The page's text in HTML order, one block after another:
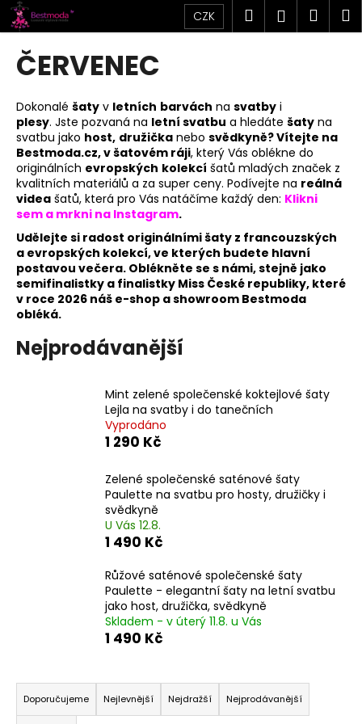
Přejít
na
obsah
CZK Hledat
ČERVENEC
Dokonalé šaty v letních barvách na svatby i
plesy. Jste pozvaná na letní svatbu a hledáte šaty na
svatbu jako host, družička nebo svědkyně? Vítejte na
Bestmoda.cz, v šatovém ráji, který Vás oblékne do
originálních evropských kolekcí šatů mladých značek z
kvalitních materiálů a za super ceny. Podívejte na reálná
videa šatů, která pro Vás natáčíme každý den: Klikni
sem a mrkni na Instagram.
Udělejte si radost originálními šaty z francouzských
a evropských kolekcí, ve kterých budete hlavní
postavou večera. Oblékněte se s námi, stejně jako
semifinalistky a finalistky Miss České republiky, které
v roce 2026 náš e-shop a showroom Bestmoda
obléká.
Nejprodávanější
Mint zelené společenské koktejlové šaty
Lejla na svatby i do tanečních
Vyprodáno
1 290 Kč
Zelené společenské saténové šaty
Paulette na svatbu pro hosty, družičky i
svědkyně
U Vás 12.8.
1 490 Kč
Růžové saténové společenské šaty
Paulette - elegantní šaty na letní svatbu
jako host, družička, svědkyně
Skladem - v úterý 11.8. u Vás
1 490 Kč
Ř
a
Doporučujeme Nejlevnější Nejdražší Nejprodávanější
K
o
o
p
o
t
ř
e
b
u
j
e
t
e
n
HLEDAT
r
u